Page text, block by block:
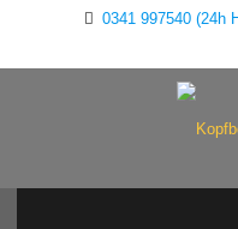
0341 997540 (24h